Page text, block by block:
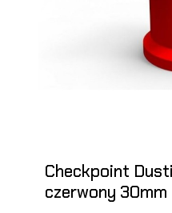
Checkpoint
czerwony 30mm